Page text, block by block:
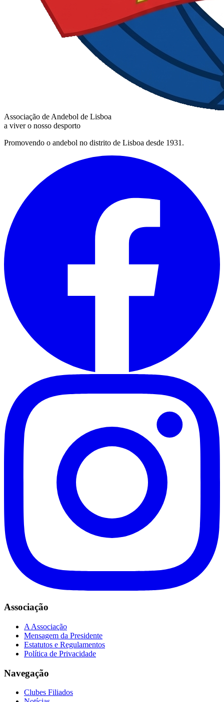
Associação de Andebol de Lisboa
a viver o nosso desporto
Promovendo o andebol no distrito de Lisboa desde 1931.
Associação
A Associação
Mensagem da Presidente
Estatutos e Regulamentos
Política de Privacidade
Navegação
Clubes Filiados